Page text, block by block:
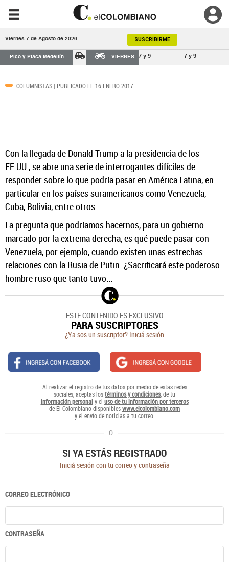
Viernes 7 de Agosto de 2026 SUSCRIBIRME
Pico y Placa Medellín VIERNES 7 y 9 7 y 9
COLUMNISTAS | PUBLICADO EL 16 ENERO 2017
Con la llegada de Donald Trump a la presidencia de los
EE.UU., se abre una serie de interrogantes difíciles de
responder sobre lo que podría pasar en América Latina, en
particular en los países suramericanos como Venezuela,
Cuba, Bolivia, entre otros.
La pregunta que podríamos hacernos, para un gobierno
marcado por la extrema derecha, es qué puede pasar con
Venezuela, por ejemplo, cuando existen unas estrechas
relaciones con la Rusia de Putin. ¿Sacrificará este poderoso
hombre ruso que tanto tuvo...
ESTE CONTENIDO ES EXCLUSIVO
PARA SUSCRIPTORES
¿Ya sos un suscriptor? Iniciá sesión
Al realizar el registro de tus datos por medio de estas redes
sociales, aceptas lostérminos y condiciones, de tu
información personaly el uso de tu información por terceros
de El Colombiano disponibleswww.elcolombiano.com
y el envío de noticias a tu correo.
O
SI YA ESTÁS REGISTRADO
Iniciá sesión con tu correo y contraseña
CORREO ELECTRÓNICO
CONTRASEÑA